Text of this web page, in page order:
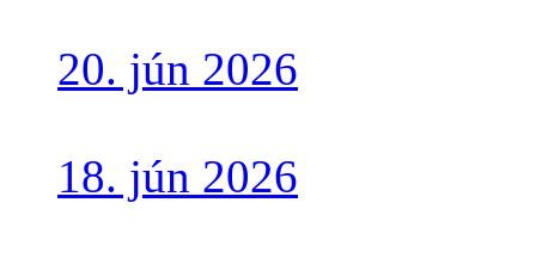
20. jún 2026
18. jún 2026